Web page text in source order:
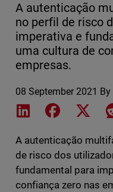
A autenticação
no perfil de risco
imperativa e
uma cultura de
empresas.
08 September 2021 By
Share on LinkedIn
Share on
A autenticação
de risco dos
fundamental para
confiança zero nas